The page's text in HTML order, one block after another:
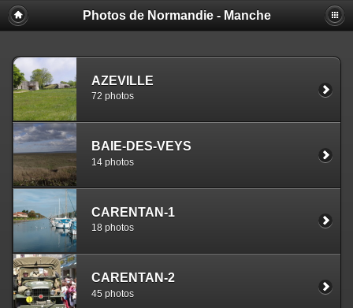
Photos de Normandie - Manche
AZEVILLE
72 photos
BAIE-DES-VEYS
14 photos
CARENTAN-1
18 photos
CARENTAN-2
45 photos